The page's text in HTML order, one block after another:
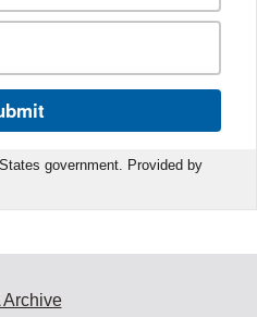
government. Provided by
Archive